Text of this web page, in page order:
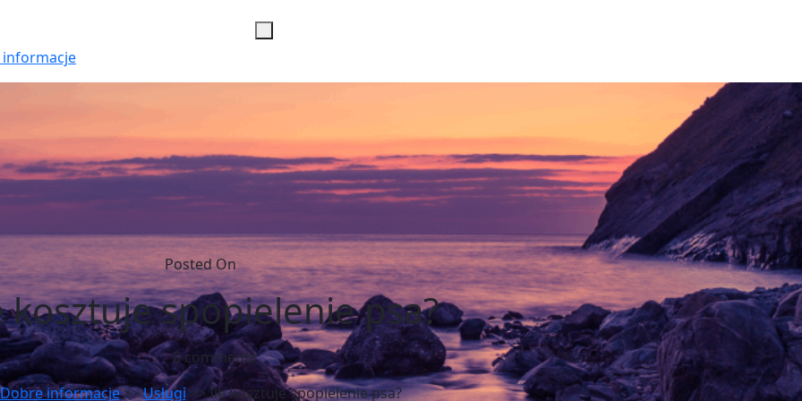
Posted On
kosztuje spopielenie psa?
0 comments
Dobre informacje>>Usługi>> Ile kosztuje spopielenie psa?